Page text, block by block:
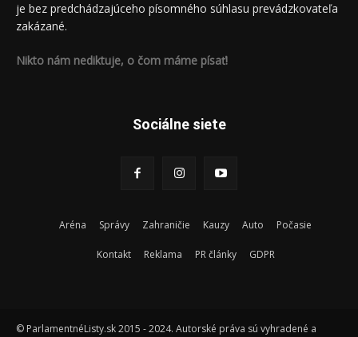
je bez predchádzajúceho písomného súhlasu prevádzkovateľa
zakázané.
Nikto nám nediktuje, o čom máme písať!
Sociálne siete
Aréna Správy Zahraničie Kauzy Auto Počasie
Kontakt Reklama PR články GDPR
© ParlamentnéListy.sk 2015 - 2024. Autorské práva sú vyhradené a